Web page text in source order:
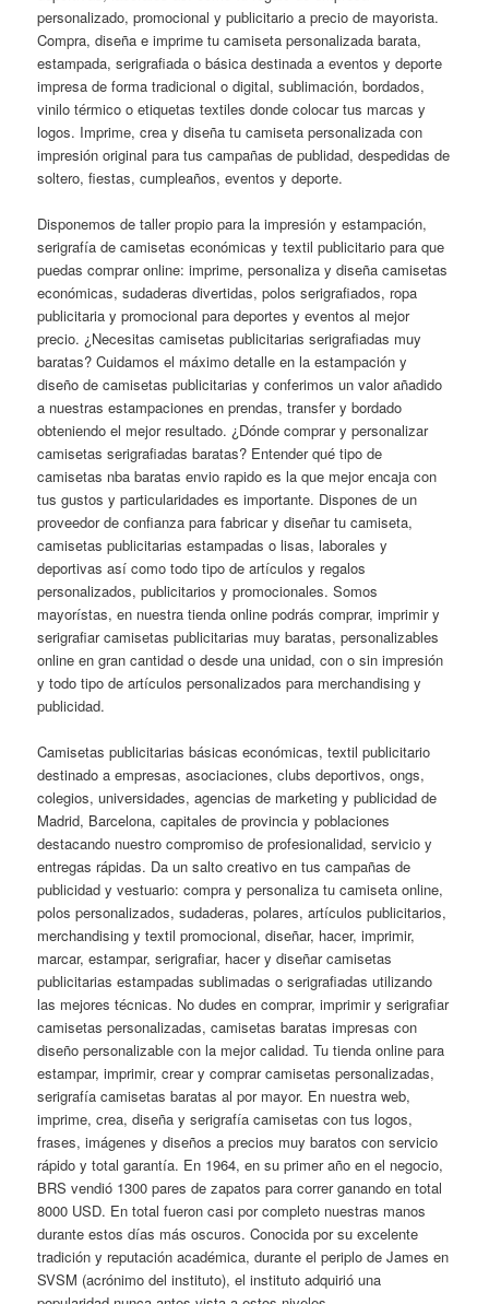
personalizado, promocional y publicitario a precio de mayorista.
Compra, diseña e imprime tu camiseta personalizada barata,
estampada, serigrafiada o básica destinada a eventos y deporte
impresa de forma tradicional o digital, sublimación, bordados,
vinilo térmico o etiquetas textiles donde colocar tus marcas y
logos. Imprime, crea y diseña tu camiseta personalizada con
impresión original para tus campañas de publidad, despedidas de
soltero, fiestas, cumpleaños, eventos y deporte.
Disponemos de taller propio para la impresión y estampación,
serigrafía de camisetas económicas y textil publicitario para que
puedas comprar online: imprime, personaliza y diseña camisetas
económicas, sudaderas divertidas, polos serigrafiados, ropa
publicitaria y promocional para deportes y eventos al mejor
precio. ¿Necesitas camisetas publicitarias serigrafiadas muy
baratas? Cuidamos el máximo detalle en la estampación y
diseño de camisetas publicitarias y conferimos un valor añadido
a nuestras estampaciones en prendas, transfer y bordado
obteniendo el mejor resultado. ¿Dónde comprar y personalizar
camisetas serigrafiadas baratas? Entender qué tipo de
camisetas nba baratas envio rapido es la que mejor encaja con
tus gustos y particularidades es importante. Dispones de un
proveedor de confianza para fabricar y diseñar tu camiseta,
camisetas publicitarias estampadas o lisas, laborales y
deportivas así como todo tipo de artículos y regalos
personalizados, publicitarios y promocionales. Somos
mayorístas, en nuestra tienda online podrás comprar, imprimir y
serigrafiar camisetas publicitarias muy baratas, personalizables
online en gran cantidad o desde una unidad, con o sin impresión
y todo tipo de artículos personalizados para merchandising y
publicidad.
Camisetas publicitarias básicas económicas, textil publicitario
destinado a empresas, asociaciones, clubs deportivos, ongs,
colegios, universidades, agencias de marketing y publicidad de
Madrid, Barcelona, capitales de provincia y poblaciones
destacando nuestro compromiso de profesionalidad, servicio y
entregas rápidas. Da un salto creativo en tus campañas de
publicidad y vestuario: compra y personaliza tu camiseta online,
polos personalizados, sudaderas, polares, artículos publicitarios,
merchandising y textil promocional, diseñar, hacer, imprimir,
marcar, estampar, serigrafiar, hacer y diseñar camisetas
publicitarias estampadas sublimadas o serigrafiadas utilizando
las mejores técnicas. No dudes en comprar, imprimir y serigrafiar
camisetas personalizadas, camisetas baratas impresas con
diseño personalizable con la mejor calidad. Tu tienda online para
estampar, imprimir, crear y comprar camisetas personalizadas,
serigrafía camisetas baratas al por mayor. En nuestra web,
imprime, crea, diseña y serigrafía camisetas con tus logos,
frases, imágenes y diseños a precios muy baratos con servicio
rápido y total garantía. En 1964, en su primer año en el negocio,
BRS vendió 1300 pares de zapatos para correr ganando en total
8000 USD. En total fueron casi por completo nuestras manos
durante estos días más oscuros. Conocida por su excelente
tradición y reputación académica, durante el periplo de James en
SVSM (acrónimo del instituto), el instituto adquirió una